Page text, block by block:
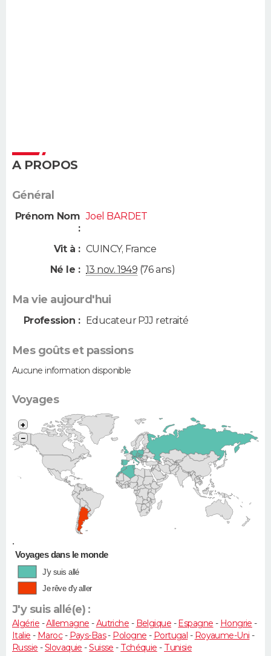
A PROPOS
Général
Prénom Nom
:
Joel BARDET
Vit à : CUINCY, France
Né le : 13 nov. 1949 (76 ans)
Ma vie aujourd'hui
Profession : Educateur PJJ retraité
Mes goûts et passions
Aucune information disponible
Voyages
•
+
−
Voyages dans le monde
J'y suis allé
Je rêve d'y aller
J'y suis allé(e) :
Algérie -Allemagne -Autriche - Belgique - Espagne - Hongrie -
Italie - Maroc- Pays-Bas- Pologne - Portugal - Royaume-Uni -
Russie -Slovaquie -Suisse - Tchéquie - Tunisie